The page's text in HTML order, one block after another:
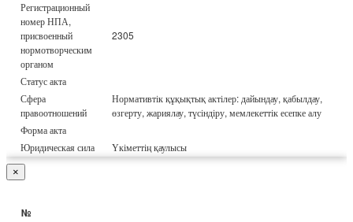
Регистрационный
номер НПА,
присвоенный
нормотворческим
органом
2305
Статус акта
Сфера
правоотношений
Нормативтік құқықтық актілер: дайындау, қабылдау,
өзгерту, жариялау, түсіндіру, мемлекеттік есепке алу
Форма акта
Юридическая сила
Үкіметтің қаулысы
×
№